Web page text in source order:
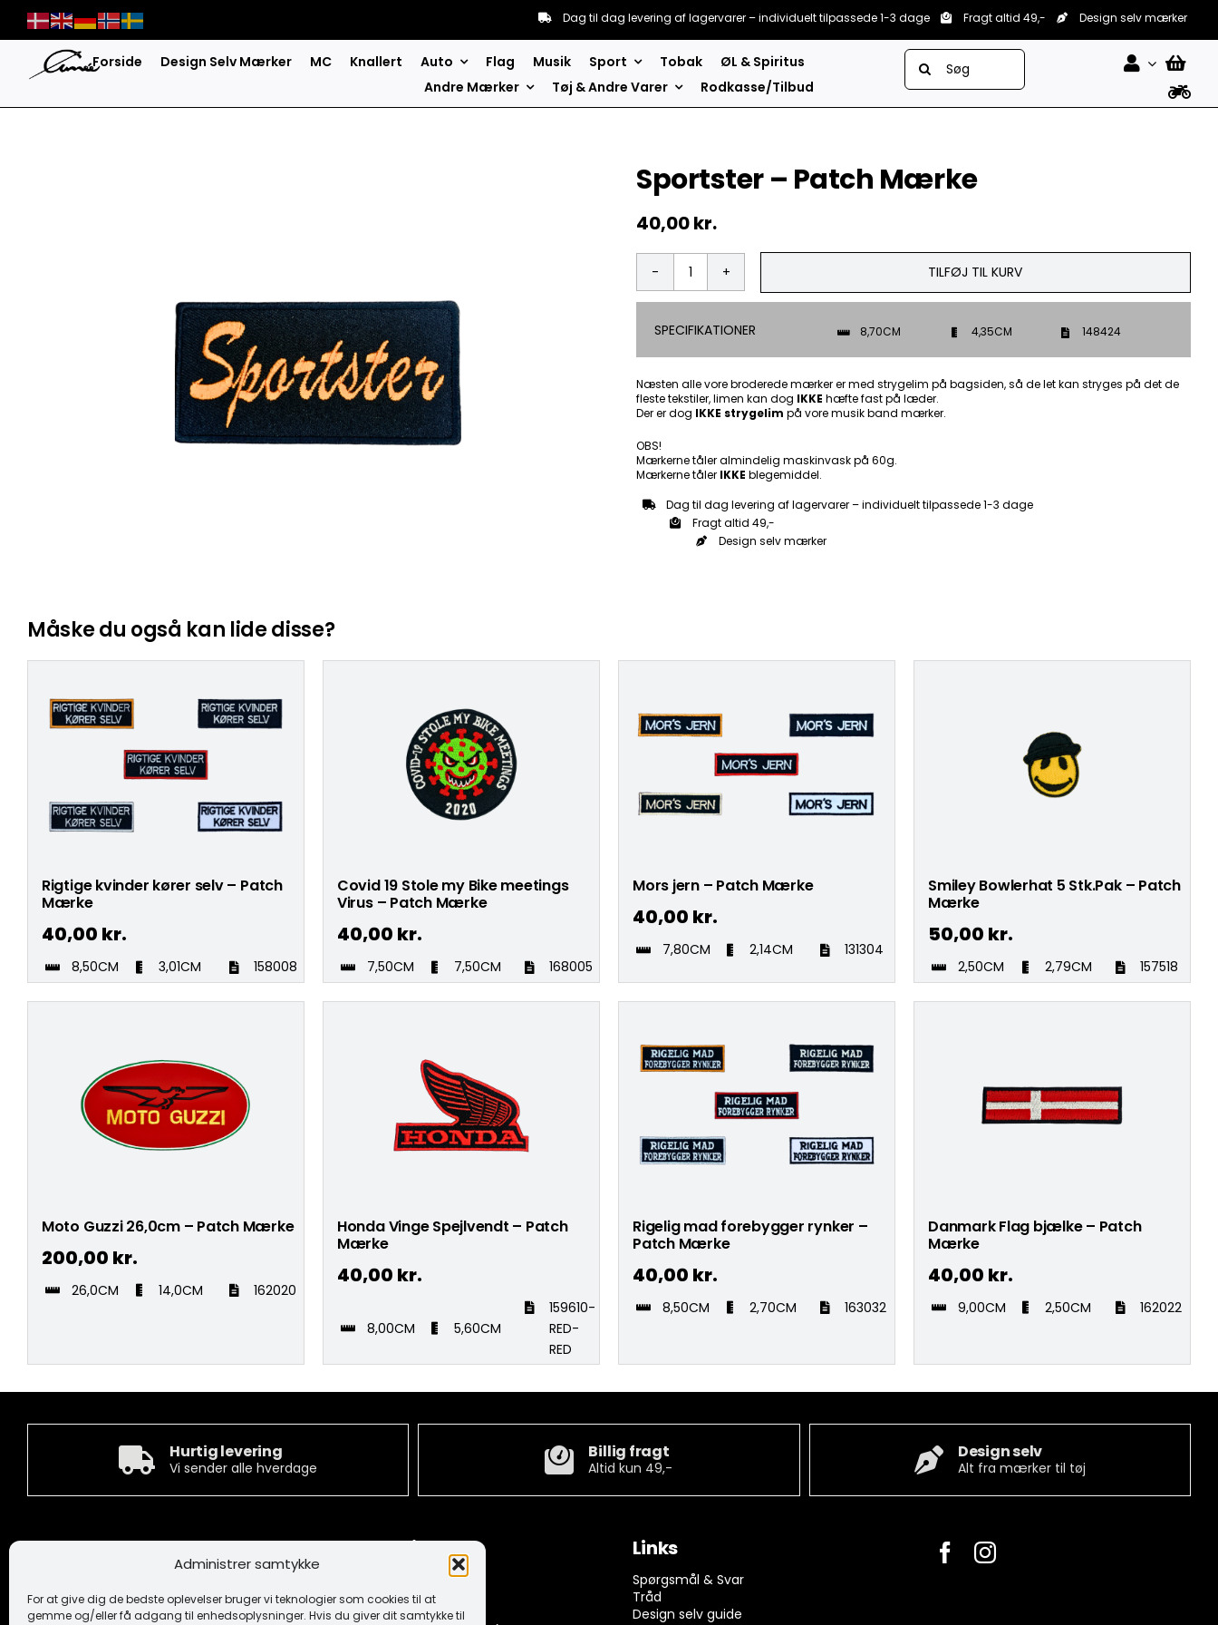
Administrer samtykke
For at give dig de bedste oplevelser bruger vi teknologier som cookies til at
gemme og/eller få adgang til enhedsoplysninger. Hvis du giver dit samtykke til
content
Dag til dag levering af lagervarer – individuelt tilpassede 1-3 dage Fragt altid 49,- Design selv mærker
Forside Design Selv Mærker MC Knallert Auto Flag Musik Sport Tobak
ØL & Spiritus
Andre Mærker
Tøj & Andre Varer Rodkasse/Tilbud
Søg
efter:
Sportster – Patch Mærke
40,00kr.
Sportster
-
Mærke
TILFØJ TIL KURV
SPECIFIKATIONER 8,70CM 4,35CM 148424
Næsten alle vore broderede mærker er med strygelim på bagsiden, så de let kan stryges på det de
fleste tekstiler, limen kan dog IKKE hæfte fast på læder.
Der er dog IKKE strygelim på vore musik band mærker.
OBS!
Mærkerne tåler almindelig maskinvask på 60g.
Mærkerne tåler IKKE blegemiddel.
Dag til dag levering af lagervarer – individuelt tilpassede 1-3 dage
Fragt altid 49,-
Design selv mærker
Måske du også kan lide disse?
Rigtige kvinder kører selv – Patch
Mærke
40,00 kr.
8,50CM 3,01CM 158008
Covid 19 Stole my Bike meetings
Virus – Patch Mærke
40,00 kr.
7,50CM 7,50CM 168005
Mors jern – Patch Mærke
40,00 kr.
7,80CM 2,14CM 131304
Smiley Bowlerhat 5 Stk.Pak – Patch
Mærke
50,00 kr.
2,50CM 2,79CM 157518
Moto Guzzi 26,0cm – Patch Mærke
200,00 kr.
26,0CM 14,0CM 162020
Honda Vinge Spejlvendt – Patch
Mærke
40,00 kr.
8,00CM 5,60CM
159610-
RED-
RED
Rigelig mad forebygger rynker –
Patch Mærke
40,00 kr.
8,50CM 2,70CM 163032
Danmark Flag bjælke – Patch
Mærke
40,00 kr.
9,00CM 2,50CM 162022
Hurtig levering
Vi sender alle hverdage
Billig fragt
Altid kun 49,-
Design selv
Alt fra mærker til tøj
Kontakt
Løhdesvej 6
7442 Engesvang
Information
Handelsbetingelser
Ansvarsfraskrivelse
Cookiepolitik (EU)
Links
Spørgsmål & Svar
Tråd
Design selv guide